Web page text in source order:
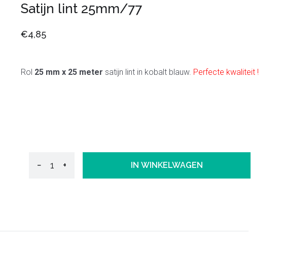
Satijn lint 25mm/77
€4,85
Rol 25 mm x 25 meter satijn lint in kobalt blauw. Perfecte kwaliteit !
− + IN WINKELWAGEN